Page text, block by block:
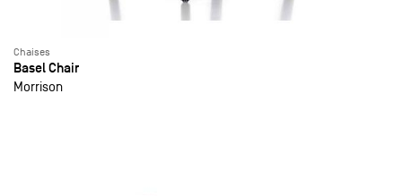
Chaises
Basel Chair
Morrison